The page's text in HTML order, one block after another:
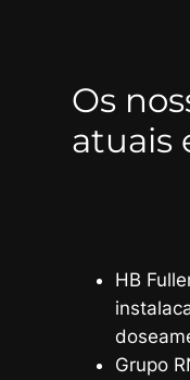
Os
atuais
HB
Grupo